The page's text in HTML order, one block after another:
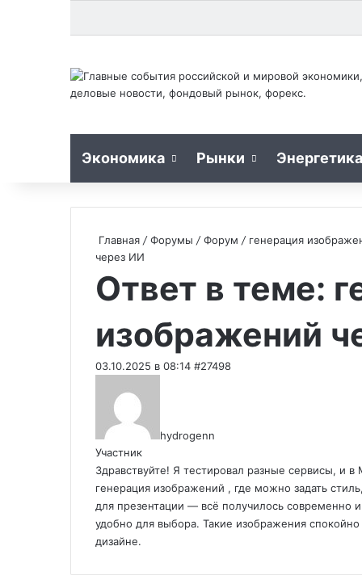
Экономика Рынки Энергетика
Главная / Форумы / Форум / генерация
через ИИ
Ответ в теме:
изображений
03.10.2025 в 08:14 #27498
hydrogenn
Участник
Здравствуйте! Я тестировал разные сервисы, и
генерация изображений , где можно задать
для презентации — всё получилось современно
удобно для выбора. Такие изображения
дизайне.